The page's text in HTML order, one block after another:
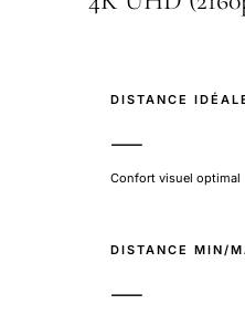
DISTANCE
—
Confort visuel optimal
DISTANCE MIN/
—